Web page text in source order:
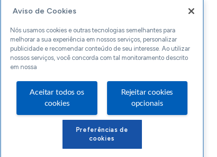
Aviso de Cookies
Nós usamos cookies e outras tecnologias semelhantes para
melhorar a sua experiência em nossos serviços, personalizar
publicidade e recomendar conteúdo de seu interesse. Ao utilizar
nossos serviços, você concorda com tal monitoramento descrito
em nossa
Aceitar todos os
cookies
Rejeitar cookies
opcionais
Preferências de
cookies